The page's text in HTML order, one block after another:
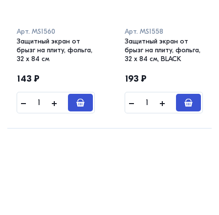
Арт. MS1560
Защитный экран от
брызг на плиту, фольга,
32 х 84 см
143 ₽
Арт. MS1558
Защитный экран от
брызг на плиту, фольга,
32 х 84 см, BLACK
193 ₽